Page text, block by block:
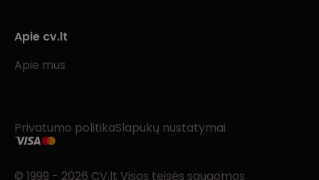
Apie cv.lt
Apie mus
Privatumo politikaSlapukų nustatymai
© 1999 - 2026 CV.lt Visos teisės saugomos